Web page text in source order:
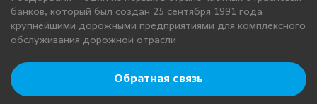
банков, который был создан 25 сентября 1991 года
крупнейшими дорожными предприятиями для комплексного
обслуживания дорожной отрасли
Обратная связь